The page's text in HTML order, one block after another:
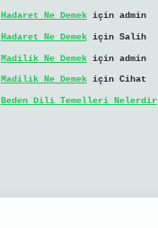
Hadaret Ne Demekiçin admin
Hadaret Ne Demekiçin Salih
Madilik Ne Demekiçin admin
Madilik Ne Demekiçin Cihat
Beden Dili Temelleri Nelerdir